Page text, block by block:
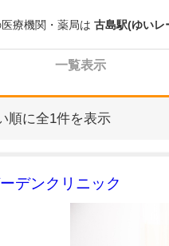
療機関・薬局は 古島駅(ゆいレ
一覧表示
順に全1件を表示
デンクリニック